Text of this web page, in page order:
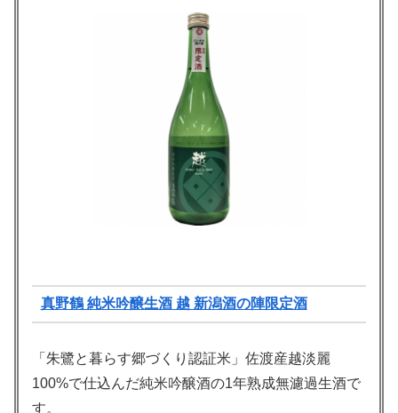
真野鶴 純米吟醸生酒 越 新潟酒の陣限定酒
「朱鷺と暮らす郷づくり認証米」佐渡産越淡麗
100%で仕込んだ純米吟醸酒の1年熟成無濾過生酒で
す。